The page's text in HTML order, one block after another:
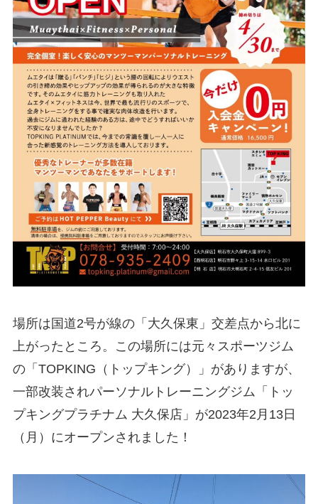
場所は国道2号が線の「大久保東」交差点から北に
上がったところ。この場所には元々スポーツジム
の「TOPKING（トップキング）」がありますが、
一部改装されパーソナルトレーニングジム「トッ
プキングプラチナム 大久保店」が2023年2月13日
（月）にオープンされました！